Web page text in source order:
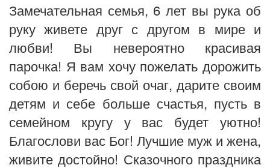
Замечательная семья, 6 лет вы рука об
руку живете друг с другом в мире и
любви! Вы невероятно красивая
парочка! Я вам хочу пожелать дорожить
собою и беречь свой очаг, дарите своим
детям и себе больше счастья, пусть в
семейном кругу у вас будет уютно!
Благослови вас Бог! Лучшие муж и жена,
живите достойно! Сказочного праздника